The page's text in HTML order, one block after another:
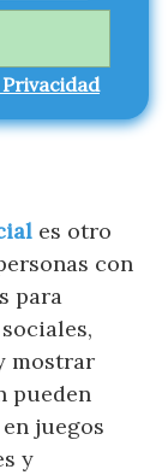
es otro
con
para
mostrar
pueden
juegos
y